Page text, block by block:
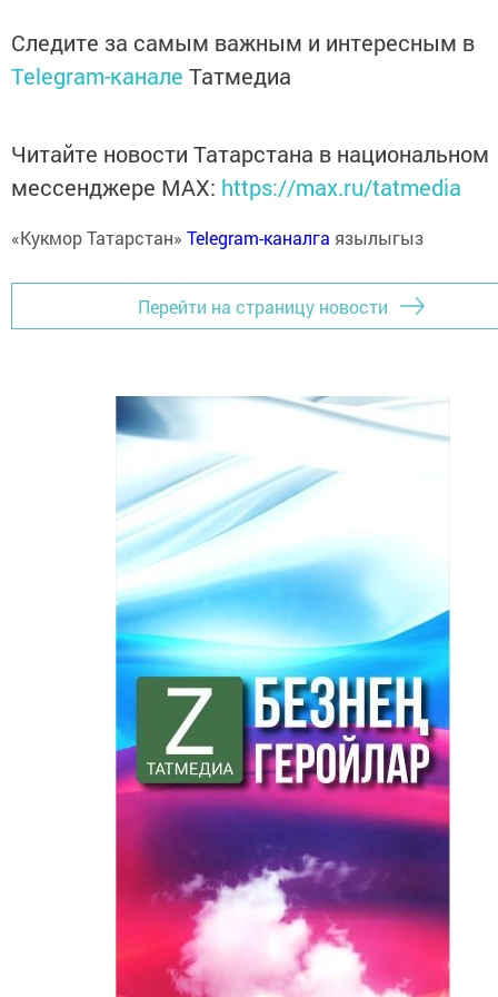
Следите за самым важным и интересным в
Telegram-канале Татмедиа
Читайте новости Татарстана в национальном
мессенджере MАХ: https://max.ru/tatmedia
«Кукмор Татарстан» Telegram-каналга язылыгыз
Перейти на страницу новости